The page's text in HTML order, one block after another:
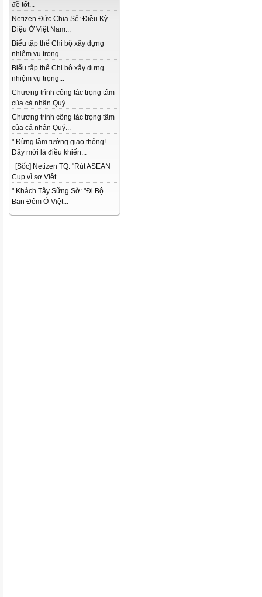
đề tốt...
Netizen Đức Chia Sẻ: Điều Kỳ
Diệu Ở Việt Nam...
Biểu tập thể Chi bộ xây dựng
nhiệm vụ trọng...
Biểu tập thể Chi bộ xây dựng
nhiệm vụ trọng...
Chương trình công tác trọng tâm
của cá nhân Quý...
Chương trình công tác trọng tâm
của cá nhân Quý...
" Đừng lầm tưởng giao thông!
Đây mới là điều khiến...
[Sốc] Netizen TQ: "Rút ASEAN
Cup vì sợ Việt...
" Khách Tây Sững Sờ: "Đi Bộ
Ban Đêm Ở Việt...